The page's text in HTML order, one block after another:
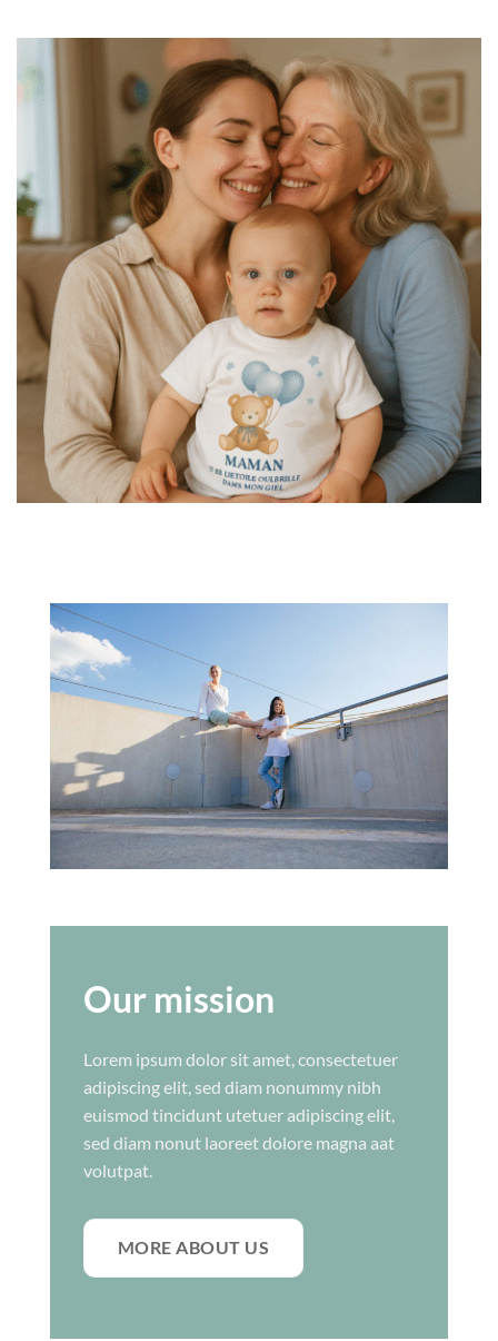
Our mission
Lorem ipsum dolor sit amet, consectetuer
adipiscing elit, sed diam nonummy nibh
euismod tincidunt utetuer adipiscing elit,
sed diam nonut laoreet dolore magna aat
volutpat.
MORE ABOUT US